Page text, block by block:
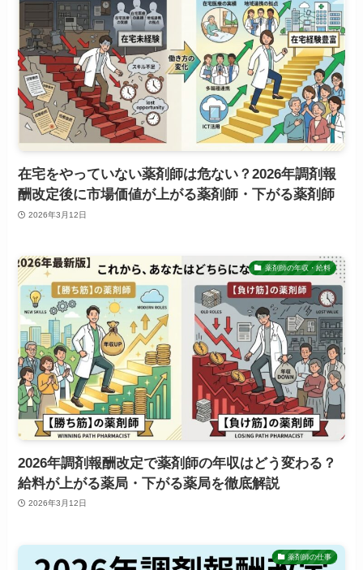
在宅をやっていない薬剤師は危ない？2026年調剤報
酬改定後に市場価値が上がる薬剤師・下がる薬剤師
2026年3月12日
薬剤師の年収・給料
2026年調剤報酬改定で薬剤師の年収はどう変わる？
給料が上がる薬局・下がる薬局を徹底解説
2026年3月12日
薬剤師の仕事